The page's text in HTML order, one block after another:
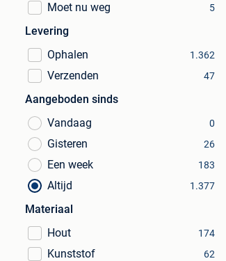
Moet nu weg
5
Levering
Ophalen
1.362
Verzenden 47
Aangeboden sinds
Vandaag
0
Gisteren 26
Een week 183
Altijd 1.377
Materiaal
Hout
174
Kunststof 62